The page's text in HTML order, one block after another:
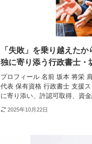
「失敗」を乗り越えた
独に寄り添う行政書士・
プロフィール 名前 坂本 将栄
代表 保有資格 行政書士 支援
に寄り添い、許認可取得、資金
2025年10月22日